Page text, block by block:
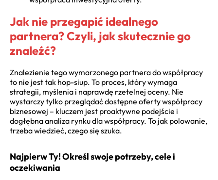
Jak nie przegapić idealnego
partnera? Czyli, jak skutecznie go
znaleźć?
Znalezienie tego wymarzonego partnera do współpracy
to nie jest tak hop-siup. To proces, który wymaga
strategii, myślenia i naprawdę rzetelnej oceny. Nie
wystarczy tylko przeglądać dostępne oferty współpracy
biznesowej – kluczem jest proaktywne podejście i
dogłębna analiza rynku dla współpracy. To jak polowanie,
trzeba wiedzieć, czego się szuka.
Najpierw Ty! Określ swoje potrzeby, cele i
oczekiwania